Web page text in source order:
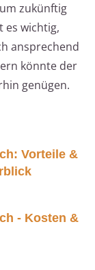
zukünftig
es wichtig,
ansprechend
könnte der
genügen.
Vorteile &
- Kosten &